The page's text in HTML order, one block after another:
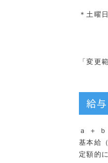
＊土曜
「変更
給
ａ ＋
基本給
定額的